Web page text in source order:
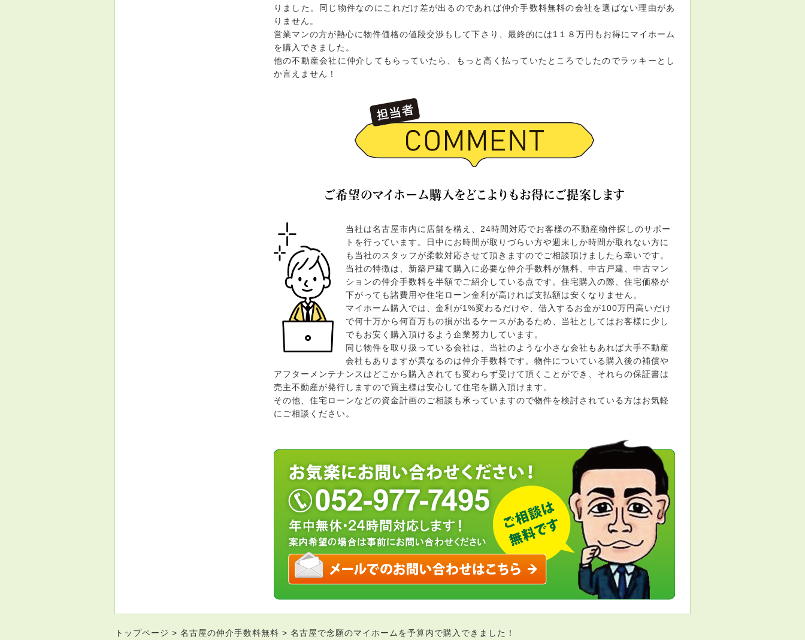
りました。同じ物件なのにこれだけ差が出るのであれば仲介手数料無料の会社を選ばない理由があ
りません。
営業マンの方が熱心に物件価格の値段交渉もして下さり、最終的には1１８万円もお得にマイホーム
を購入できました。
他の不動産会社に仲介してもらっていたら、もっと高く払っていたところでしたのでラッキーとし
か言えません！
ご希望のマイホーム購入をどこよりもお得にご提案します
当社は名古屋市内に店舗を構え、24時間対応でお客様の不動産物件探しのサポー
トを行っています。日中にお時間が取りづらい方や週末しか時間が取れない方に
も当社のスタッフが柔軟対応させて頂きますのでご相談頂けましたら幸いです。
当社の特徴は、新築戸建て購入に必要な仲介手数料が無料、中古戸建、中古マン
ションの仲介手数料を半額でご紹介している点です。住宅購入の際、住宅価格が
下がっても諸費用や住宅ローン金利が高ければ支払額は安くなりません。
マイホーム購入では、金利が1%変わるだけや、借入するお金が100万円高いだけ
で何十万から何百万もの損が出るケースがあるため、当社としてはお客様に少し
でもお安く購入頂けるよう企業努力しています。
同じ物件を取り扱っている会社は、当社のような小さな会社もあれば大手不動産
会社もありますが異なるのは仲介手数料です。物件についている購入後の補償や
アフターメンテナンスはどこから購入されても変わらず受けて頂くことができ、それらの保証書は
売主不動産が発行しますので買主様は安心して住宅を購入頂けます。
その他、住宅ローンなどの資金計画のご相談も承っていますので物件を検討されている方はお気軽
にご相談ください。
トップページ 名古屋の仲介手数料無料 名古屋で念願のマイホームを予算内で購入できました！